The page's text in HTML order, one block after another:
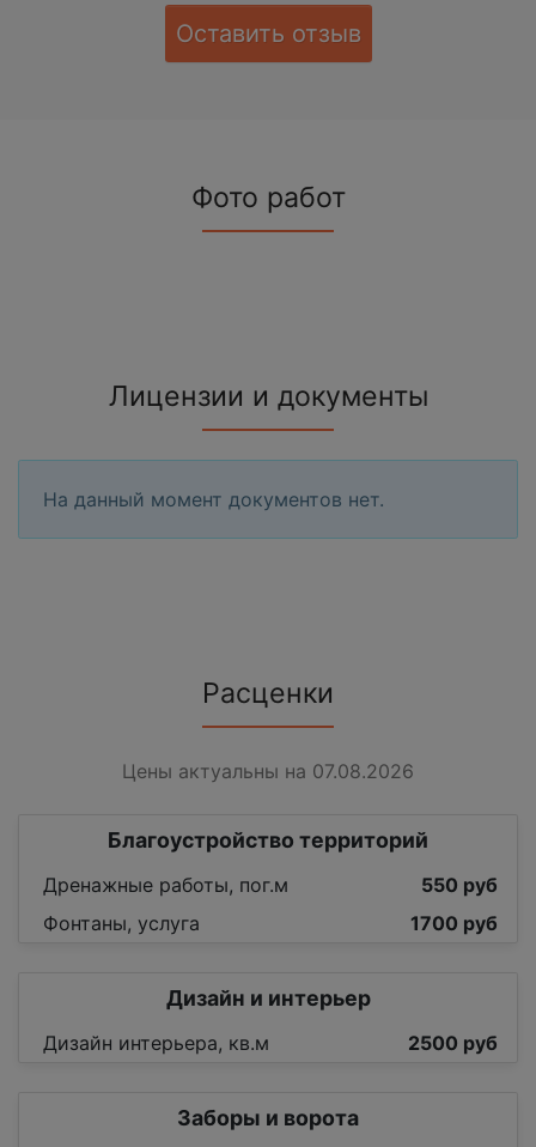
Оставить отзыв
Фото работ
Лицензии и документы
На данный момент документов нет.
Расценки
Цены актуальны на 07.08.2026
Благоустройство территорий
Дренажные работы, пог.м
550 руб
Фонтаны, услуга
1700 руб
Дизайн и интерьер
Дизайн интерьера, кв.м 2500 руб
Заборы и ворота